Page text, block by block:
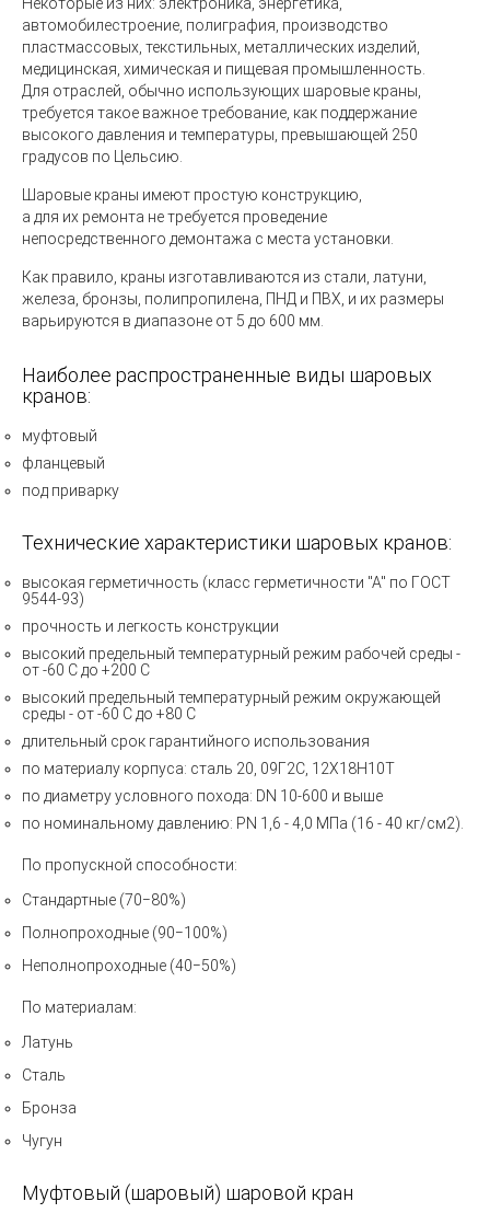
автомобилестроение, полиграфия, производство
пластмассовых, текстильных, металлических изделий,
медицинская, химическая и пищевая промышленность.
Для отраслей, обычно использующих шаровые краны,
требуется такое важное требование, как поддержание
высокого давления и температуры, превышающей 250
градусов по Цельсию.
Шаровые краны имеют простую конструкцию,
а для их ремонта не требуется проведение
непосредственного демонтажа с места установки.
Как правило, краны изготавливаются из стали, латуни,
железа, бронзы, полипропилена, ПНД и ПВХ, и их размеры
варьируются в диапазоне от 5 до 600 мм.
Наиболее распространенные виды шаровых
кранов:
муфтовый
фланцевый
под приварку
Технические характеристики шаровых кранов:
высокая герметичность (класс герметичности "А" по ГОСТ
9544-93)
прочность и легкость конструкции
высокий предельный температурный режим рабочей среды -
от -60 С до +200 С
высокий предельный температурный режим окружающей
среды - от -60 С до +80 С
длительный срок гарантийного использования
по материалу корпуса: сталь 20, 09Г2С, 12Х18Н10Т
по диаметру условного похода: DN 10-600 и выше
по номинальному давлению: PN 1,6 - 4,0 МПа (16 - 40 кг/см2).
По пропускной способности:
Стандартные (70−80%)
Полнопроходные (90−100%)
Неполнопроходные (40−50%)
По материалам:
Латунь
Сталь
Бронза
Чугун
Муфтовый (шаровый) шаровой кран